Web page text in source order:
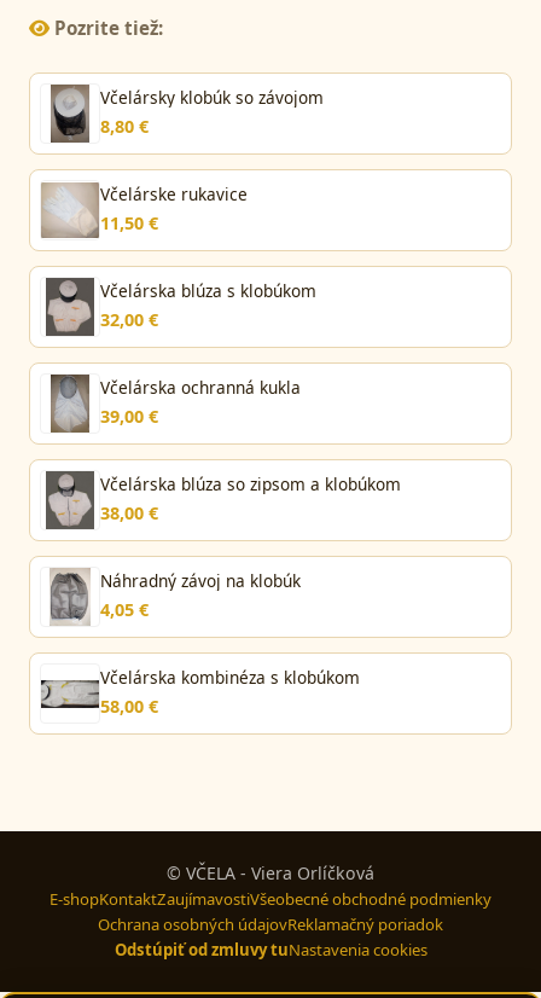
Pozrite tiež:
Včelársky klobúk so závojom
8,80 €
Včelárske rukavice
11,50 €
Včelárska blúza s klobúkom
32,00 €
Včelárska ochranná kukla
39,00 €
Včelárska blúza so zipsom a klobúkom
38,00 €
Náhradný závoj na klobúk
4,05 €
Včelárska kombinéza s klobúkom
58,00 €
© VČELA - Viera Orlíčková
E-shopKontaktZaujímavostiVšeobecné obchodné podmienky
Ochrana osobných údajovReklamačný poriadok
Odstúpiť od zmluvy tuNastavenia cookies